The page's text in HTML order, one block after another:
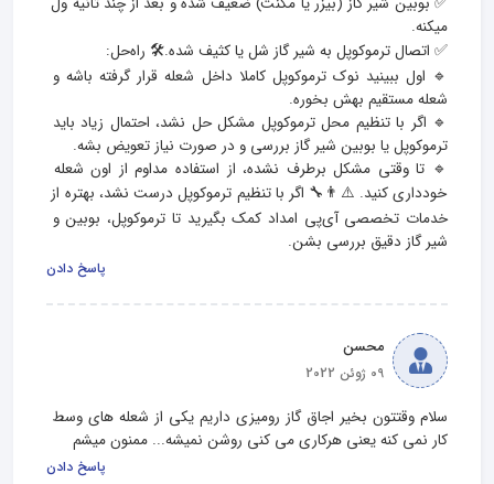
🔹 اول ببینید نوک ترموکوپل کاملا داخل شعله قرار گرفته باشه و
🔹 اگر با تنظیم محل ترموکوپل مشکل حل نشد، احتمال زیاد باید
🔹 تا وقتی مشکل برطرف نشده، از استفاده مداوم از اون شعله
خودداری کنید. ⚠️👨‍🔧 اگر با تنظیم ترموکوپل درست نشد، بهتره از
خدمات تخصصی آی‌پی امداد کمک بگیرید تا ترموکوپل، بوبین و
شیر گاز دقیق بررسی بشن.
پاسخ دادن
محسن
09 ژوئن 2022
سلام وقتتون بخیر اجاق گاز رومیزی داریم یکی از شعله های وسط
کار نمی کنه یعنی هرکاری می کنی روشن نمیشه... ممنون میشم
پاسخ دادن